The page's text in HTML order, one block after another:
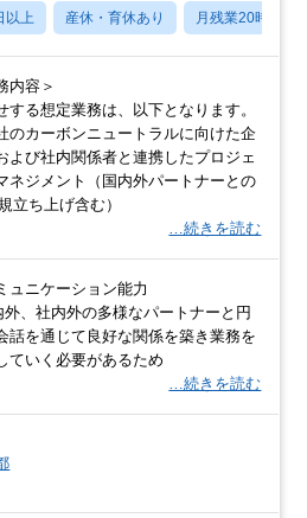
以上 産休・育休あり 月残業20時間以
内容＞
する想定業務は、以下となります。
のカーボンニュートラルに向けた企
よび社内関係者と連携したプロジェ
ネジメント（国内外パートナーとの
立ち上げ含む）
…続きを読む
ュニケーション能力
外、社内外の多様なパートナーと円
話を通じて良好な関係を築き業務を
ていく必要があるため
…続きを読む